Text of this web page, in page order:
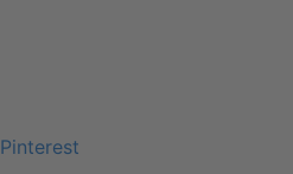
Pinterest